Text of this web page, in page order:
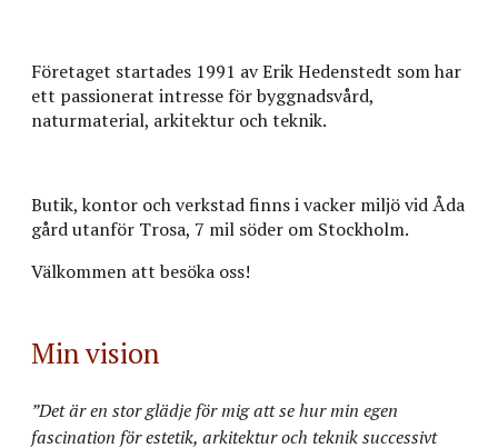
Företaget startades 1991 av Erik Hedenstedt som har
ett passionerat intresse för byggnadsvård,
naturmaterial, arkitektur och teknik.
Butik, kontor och verkstad finns i vacker miljö vid Åda
gård utanför Trosa, 7 mil söder om Stockholm.
Välkommen att besöka oss!
Min vision
”Det är en stor glädje för mig att se hur min egen
fascination för estetik, arkitektur och teknik successivt